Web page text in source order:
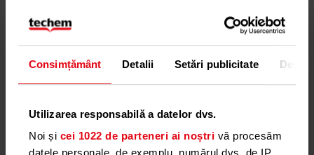
Consimțământ Detalii Setări publicitate
Utilizarea responsabilă a datelor dvs.
Noi și cei 1022 de parteneri ai noștri vă procesăm
Montaj